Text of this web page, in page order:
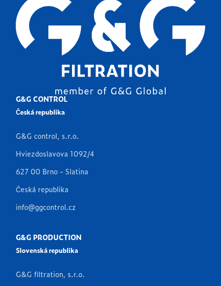
G&G CONTROL
Česká republika
G&G control, s.r.o.
Hviezdoslavova 1092/4
627 00 Brno - Slatina
Česká republika
info@ggcontrol.cz
G&G PRODUCTION
Slovenská republika
G&G filtration, s.r.o.